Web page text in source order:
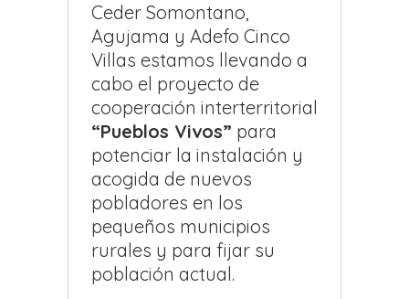
Ceder Somontano,
Agujama y Adefo Cinco
Villas estamos llevando a
cabo el proyecto de
cooperación interterritorial
“Pueblos Vivos” para
potenciar la instalación y
acogida de nuevos
pobladores en los
pequeños municipios
rurales y para fijar su
población actual.